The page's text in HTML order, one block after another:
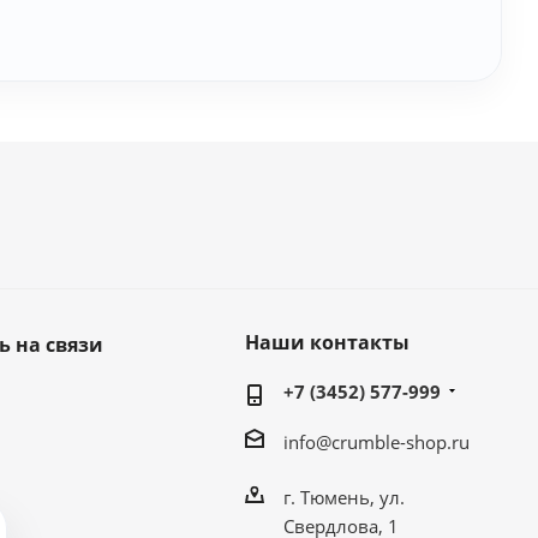
на связи Наши контакты
+7 (3452) 577-999
info@crumble-shop.ru
г. Тюмень, ул.
Свердлова, 1